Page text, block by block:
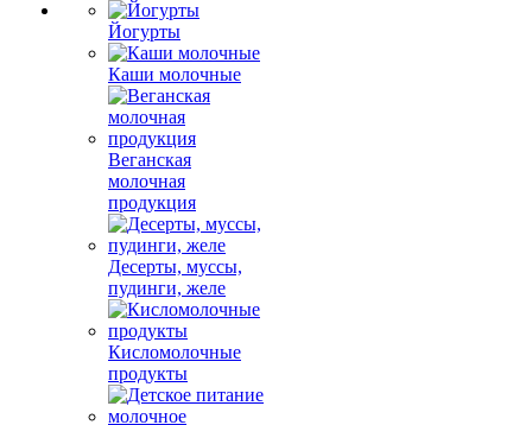
Йогурты
Каши молочные
Веганская
молочная
продукция
Десерты, муссы,
пудинги, желе
Кисломолочные
продукты